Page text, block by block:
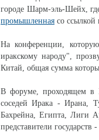
городе Шарм-эль-Шейх,
промышленная со
На конференции,
иракскому народу",
Китай, общая сумма
В форуме, проходящем в
соседей Ирака - Ирана,
Бахрейна, Египта, Лиги
представители